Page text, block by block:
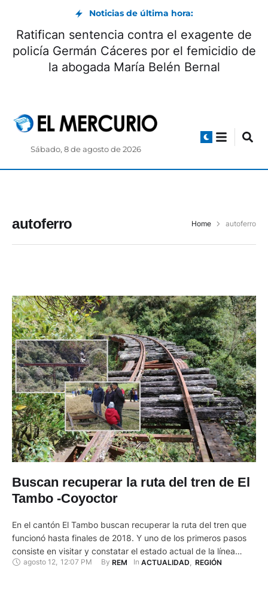
Noticias de última hora:
Ratifican sentencia contra el exagente de
policía Germán Cáceres por el femicidio de
la abogada María Belén Bernal
Sábado, 8 de agosto de 2026
autoferro Home autoferro
Buscan recuperar la ruta del tren de El
Tambo -Coyoctor
En el cantón El Tambo buscan recuperar la ruta del tren que
funcionó hasta finales de 2018. Y uno de los primeros pasos
consiste en visitar y constatar el estado actual de la línea
férrea. Esta visita se hizo con Jaime Páez Muentes,
agosto 12, 12:07 PM By REM In ACTUALIDAD REGIÓN